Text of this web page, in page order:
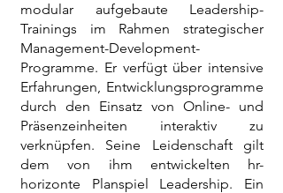
modular aufgebaute Leadership-
Trainings im Rahmen strategischer
Management-Development-
Programme. Er verfügt über intensive
Erfahrungen, Entwicklungsprogramme
durch den Einsatz von Online- und
Präsenzeinheiten interaktiv zu
verknüpfen. Seine Leidenschaft gilt
dem von ihm entwickelten hr-
horizonte Planspiel Leadership. Ein